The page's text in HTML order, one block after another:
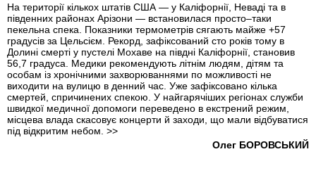
На території кількох штатів США — у Каліфорнії, Неваді та в
південних районах Арізони — встановилася просто–таки
пекельна спека. Показники термометрів сягають майже +57
градусів за Цельсієм. Рекорд, зафіксований сто років тому в
Долині смерті у пустелі Мохаве на півдні Каліфорнії, становив
56,7 градуса. Медики рекомендують літнім людям, дітям та
особам із хронічними захворюваннями по можливості не
виходити на вулицю в денний час. Уже зафіксовано кілька
смертей, спричинених спекою. У найгарячіших регіонах служби
швидкої медичної допомоги переведено в екстрений режим,
місцева влада скасовує концерти й заходи, що мали відбуватися
під відкритим небом. >>
Олег БОРОВСЬКИЙ